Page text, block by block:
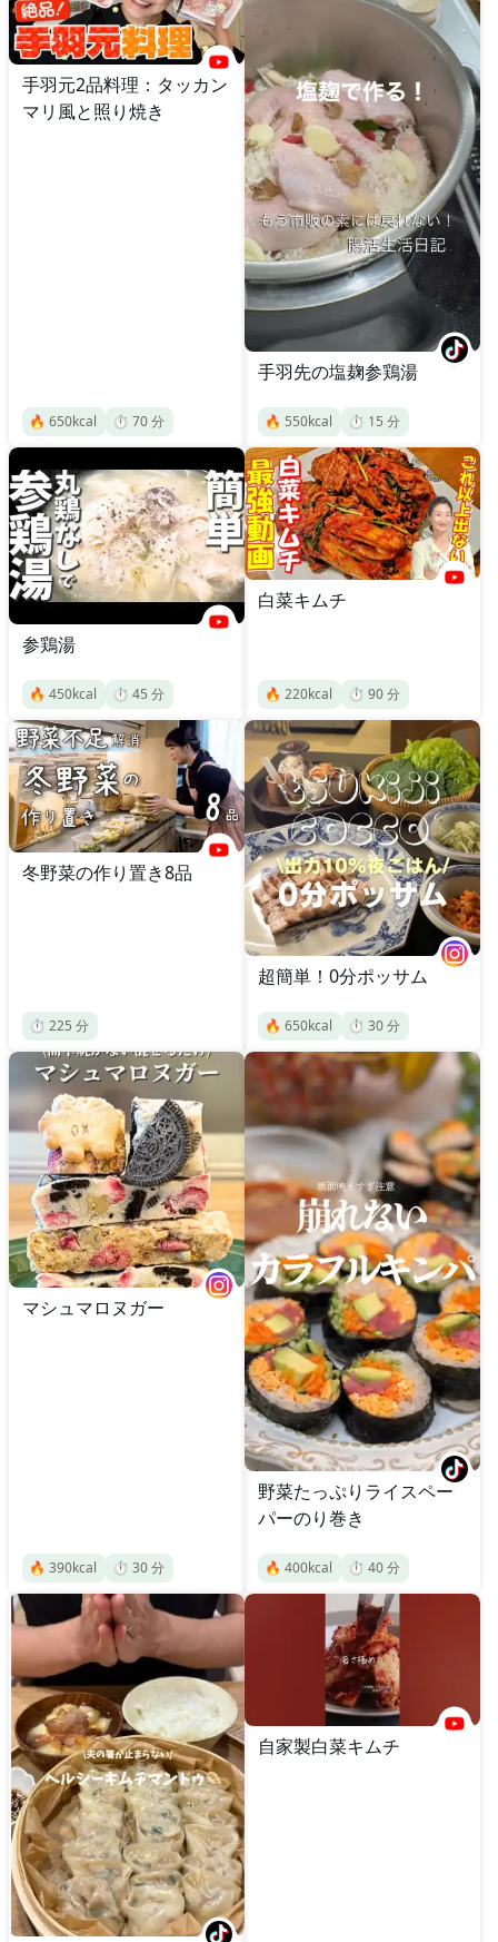
手羽元2品料理：タッカン
マリ風と照り焼き
🔥 650kcal ⏱️ 70分
手羽先の塩麹参鶏湯
🔥 550kcal ⏱️ 15 分
参鶏湯
🔥 450kcal ⏱️ 45 分
白菜キムチ
🔥 220kcal ⏱️ 90分
冬野菜の作り置き8品
⏱️ 225 分
超簡単！0分ポッサム
🔥 650kcal ⏱️ 30分
マシュマロヌガー
🔥 390kcal ⏱️ 30分
野菜たっぷりライスペー
パーのり巻き
🔥 400kcal ⏱️ 40分
自家製白菜キムチ